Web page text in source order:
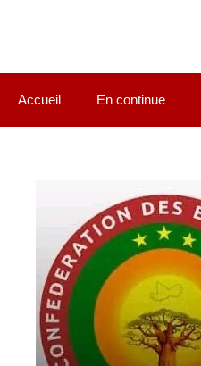
Accueil En continue